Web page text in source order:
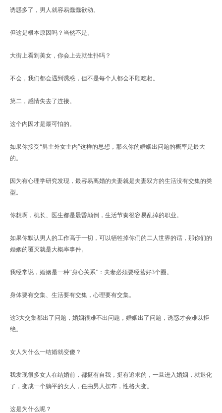
诱惑多了，男人就容易蠢蠢欲动。
但这是根本原因吗？当然不是。
大街上看到美女，你会上去就生扑吗？
不会，我们都会遇到诱惑，但不是每个人都会不顾吃相。
第二，感情失去了连接。
这个内因才是最可怕的。
如果你接受“男主外女主内”这样的思想，那么你的婚姻出问题的概率是最大
的。
因为有心理学研究发现，最容易离婚的夫妻就是夫妻双方的生活没有交集的类
型。
你想啊，机长、医生都是晨昏颠倒，生活节奏很容易乱掉的职业。
如果你默认男人的工作高于一切，可以牺牲掉你们的二人世界的话，那你们的
婚姻的覆灭就是大概率事件。
我经常说，婚姻是一种“身心关系”：夫妻必须要经营好3个圈。
身体要有交集、生活要有交集，心理要有交集。
这3大交集都出了问题，婚姻很难不出问题，婚姻出了问题，诱惑才会难以拒
绝。
女人为什么一结婚就变傻？
我发现很多女人在结婚前，都挺有自我，挺有追求的，一旦进入婚姻，就退化
了，变成一个躺平的女人，任由男人摆布，性格大变。
这是为什么呢？